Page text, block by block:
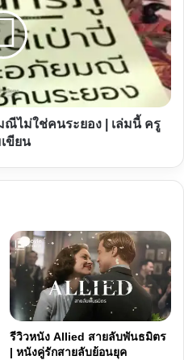
ไม่ใช่คนระยอง | เล่มนี้ ครู
ขียน
รีวิวหนัง Allied สายลับพันธมิตร
| หนังคู่รักสายลับย้อนยุค